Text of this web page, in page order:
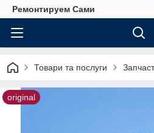
Ремонтируем Сами
Товари та послуги
original